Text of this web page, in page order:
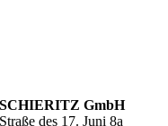
SCHIERITZ GmbH
Straße des 17. Juni 8a